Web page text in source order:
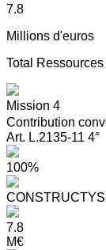
7.8
Millions d'euros
Total Ressources
Mission 4
Contribution
Art. L.2135-11 4°
100%
7.8
M€